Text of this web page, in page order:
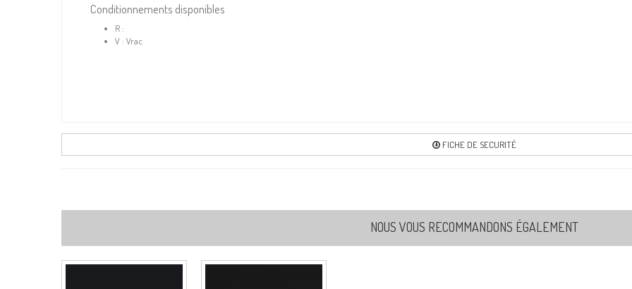
Conditionnements disponibles
R :
V : Vrac
FICHE DE SECURITÉ
NOUS VOUS RECOMMANDONS ÉGALEMENT